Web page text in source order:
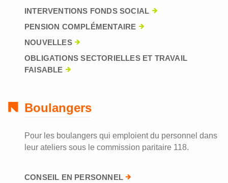
INTERVENTIONS FONDS SOCIAL
PENSION COMPLÉMENTAIRE
NOUVELLES
OBLIGATIONS SECTORIELLES ET TRAVAIL
FAISABLE
Boulangers
Pour les boulangers qui emploient du personnel dans
leur ateliers sous le commission paritaire 118.
CONSEIL EN PERSONNEL